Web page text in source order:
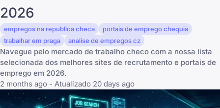
2026
empregos na republica checa
portais de emprego chequia
trabalhar em praga
analise de empregos cz
Navegue pelo mercado de trabalho checo com a nossa lista
selecionada dos melhores sites de recrutamento e portais de
emprego em 2026.
2 months ago - Atualizado 20 days ago